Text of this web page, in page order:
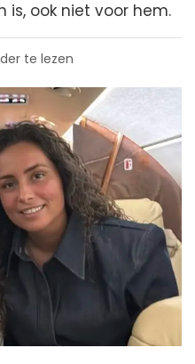
is, ook niet voor hem.
te lezen